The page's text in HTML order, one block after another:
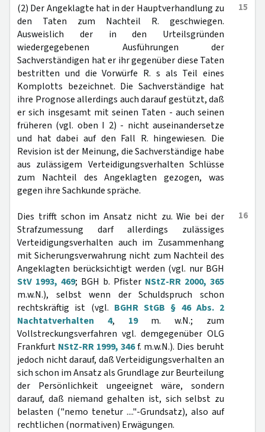
15
(2) Der Angeklagte hat in der Hauptverhandlung zu
den Taten zum Nachteil R. geschwiegen.
Ausweislich der in den Urteilsgründen
wiedergegebenen Ausführungen der
Sachverständigen hat er ihr gegenüber diese Taten
bestritten und die Vorwürfe R. s als Teil eines
Komplotts bezeichnet. Die Sachverständige hat
ihre Prognose allerdings auch darauf gestützt, daß
er sich insgesamt mit seinen Taten - auch seinen
früheren (vgl. oben I 2) - nicht auseinandersetze
und hat dabei auf den Fall R. hingewiesen. Die
Revision ist der Meinung, die Sachverständige habe
aus zulässigem Verteidigungsverhalten Schlüsse
zum Nachteil des Angeklagten gezogen, was
gegen ihre Sachkunde spräche.
16
Dies trifft schon im Ansatz nicht zu. Wie bei der
Strafzumessung darf allerdings zulässiges
Verteidigungsverhalten auch im Zusammenhang
mit Sicherungsverwahrung nicht zum Nachteil des
Angeklagten berücksichtigt werden (vgl. nur BGH
StV 1993, 469; BGH b. Pfister NStZ-RR 2000, 365
m.w.N.), selbst wenn der Schuldspruch schon
rechtskräftig ist (vgl. BGHR StGB § 46 Abs. 2
Nachtatverhalten 4, 19m. w.N.; zum
Vollstreckungsverfahren vgl. demgegenüber OLG
Frankfurt NStZ-RR 1999, 346f. m.w.N.). Dies beruht
jedoch nicht darauf, daß Verteidigungsverhalten an
sich schon im Ansatz als Grundlage zur Beurteilung
der Persönlichkeit ungeeignet wäre, sondern
darauf, daß niemand gehalten ist, sich selbst zu
belasten ("nemo tenetur ...."-Grundsatz), also auf
rechtlichen (normativen) Erwägungen.